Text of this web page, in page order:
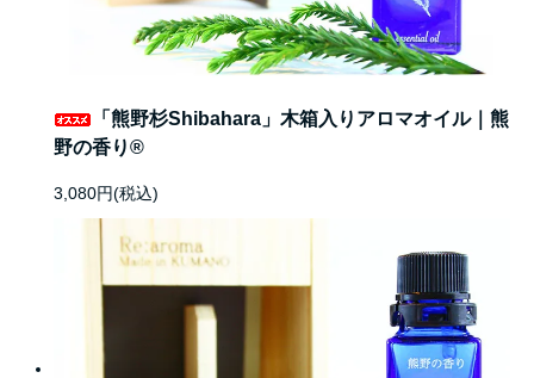
「熊野杉Shibahara」木箱入りアロマオイル｜熊
野の香り®
3,080円(税込)